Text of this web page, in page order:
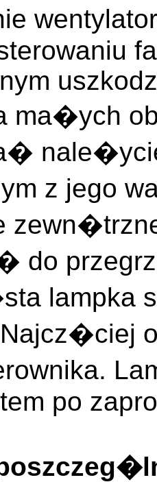
ma�ych
z jego
do
lampka
Najcz�ciej
po